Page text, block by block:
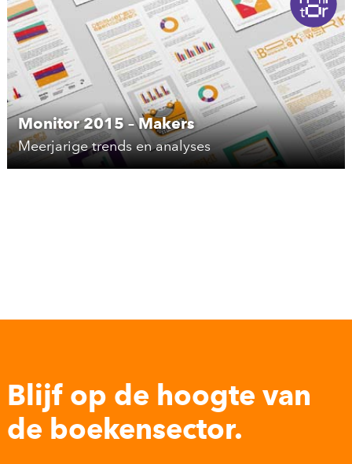
Monitor 2015 – Makers
Meerjarige trends en analyses
Blijf op de hoogte van
de boekensector.